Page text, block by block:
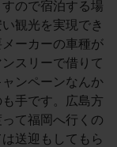
ので宿泊する場
観光を実現でき
ーカーの車種が
スリーで借りて
ンペーンなんか
手です。広島方
て福岡へ行くの
送迎もしてもら